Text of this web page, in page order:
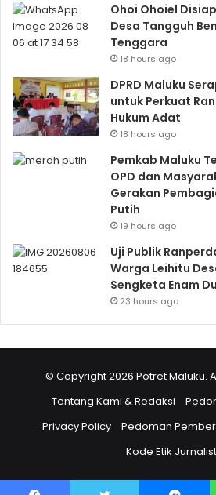
Ohoi Ohoiel
Desa Tangguh
Tenggara
18 hours ago
DPRD Maluku
untuk Perkuat
Hukum Adat
18 hours ago
Pemkab Maluku
OPD dan
Gerakan
Putih
19 hours ago
Uji Publik
Warga Leihitu
Sengketa Enam
23 hours ago
© Copyright 2026 Potret Maluku.
Tentang Kami & Redaksi
Privacy Policy
Pedoman
Kode Etik